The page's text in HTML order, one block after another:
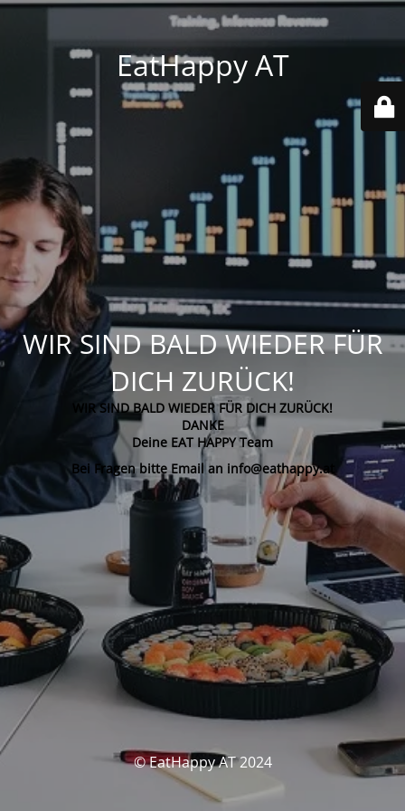
EatHappy AT
WIR SIND BALD WIEDER FÜR
DICH ZURÜCK!
WIR SIND BALD WIEDER FÜR DICH ZURÜCK!
DANKE
Deine EAT HAPPY Team
Bei Fragen bitte Email an info@eathappy.at
© EatHappy AT 2024